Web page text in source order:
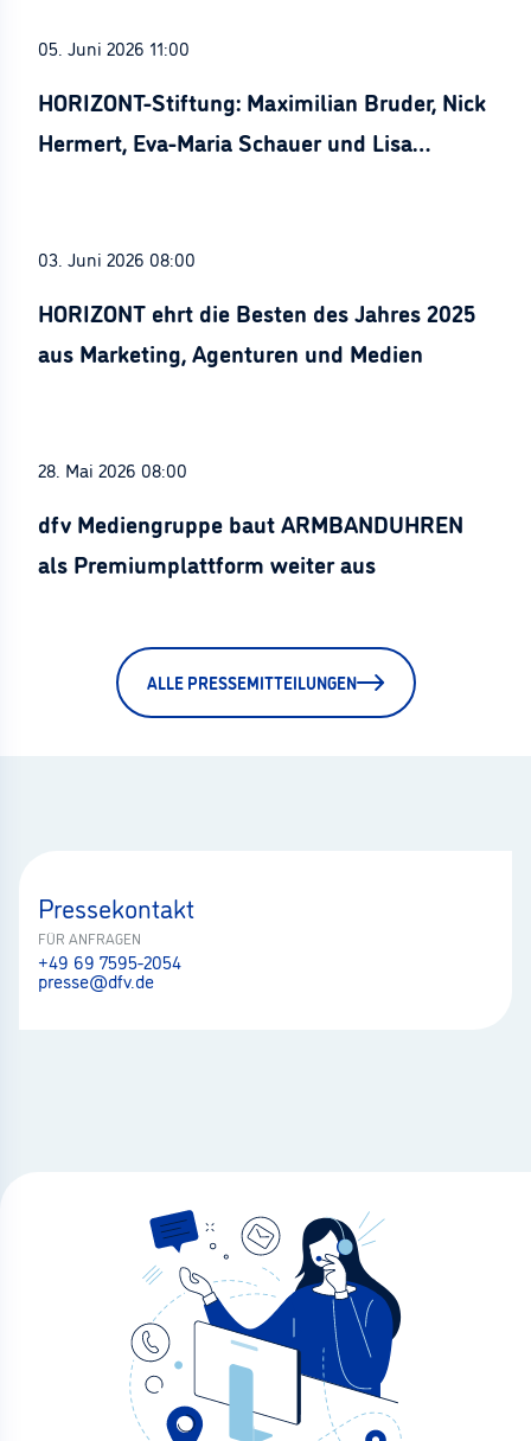
05. Juni 2026 11:00
HORIZONT-Stiftung: Maximilian Bruder, Nick
Hermert, Eva-Maria Schauer und Lisa
03. Juni 2026 08:00
HORIZONT ehrt die Besten des Jahres 2025
aus Marketing, Agenturen und Medien
28. Mai 2026 08:00
dfv Mediengruppe baut ARMBANDUHREN
als Premiumplattform weiter aus
ALLE PRESSEMITTEILUNGEN
Pressekontakt
FÜR ANFRAGEN
+49 69 7595-2054
presse@dfv.de